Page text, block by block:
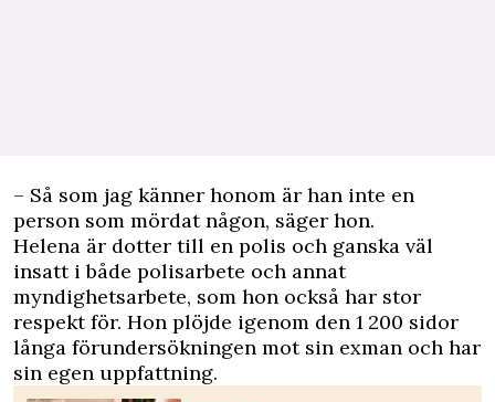
– Så som jag känner honom är han inte en
person som mördat någon, säger hon.
Helena är dotter till en polis och ganska väl
insatt i både polisarbete och annat
myndighetsarbete, som hon också har stor
respekt för. Hon plöjde igenom den 1 200 sidor
långa förundersökningen mot sin exman och har
sin egen uppfattning.